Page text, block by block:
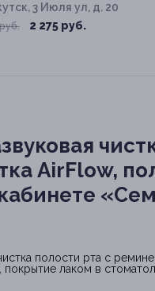
3 Июля ул, д. 20
2 275 руб.
AirFlow,